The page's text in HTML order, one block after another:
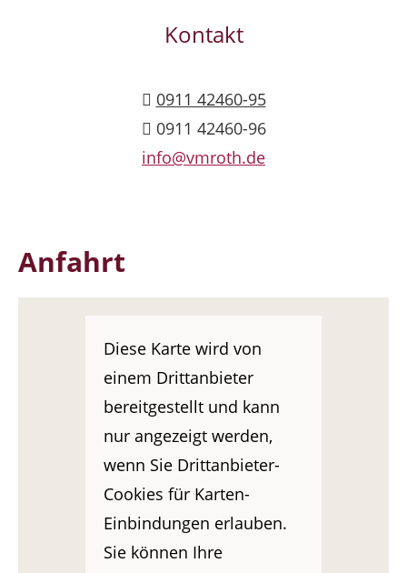
Kontakt
0911 42460-95
0911 42460-96
info@vmroth.de
Anfahrt
Diese Karte wird von
einem Drittanbieter
bereitgestellt und kann
nur angezeigt werden,
wenn Sie Drittanbieter-
Cookies für Karten-
Einbindungen erlauben.
Sie können Ihre